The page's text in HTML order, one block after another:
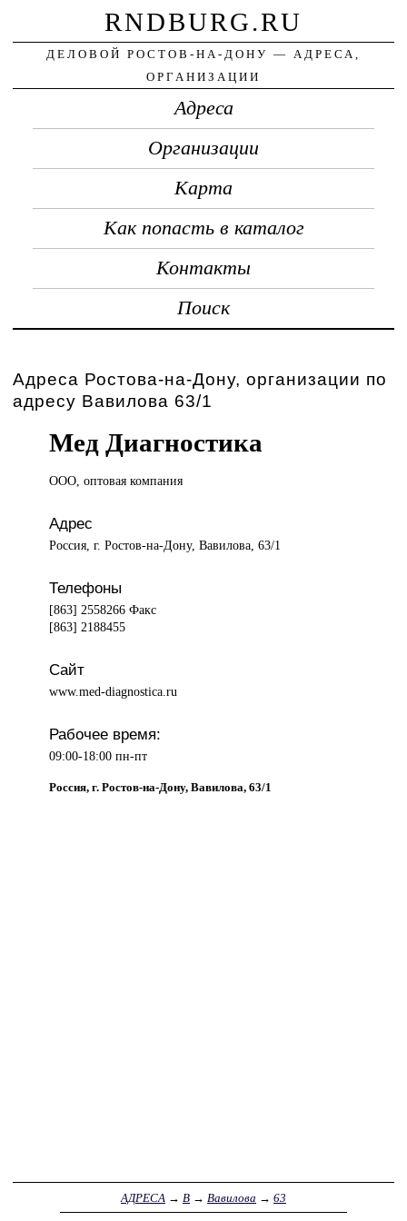
RNDBURG.RU
ДЕЛОВОЙ РОСТОВ-НА-ДОНУ — АДРЕСА,
ОРГАНИЗАЦИИ
Адреса
Организации
Карта
Как попасть в каталог
Контакты
Поиск
Адреса Ростова-на-Дону, организации по
адресу Вавилова 63/1
Мед Диагностика
ООО, оптоваякомпания
Адрес
Россия, г. Ростов-на-Дону, Вавилова, 63/1
Телефоны
[863] 2558266 Факс
[863] 2188455
Сайт
www.med-diagnostica.ru
Рабочее время:
09:00-18:00 пн-пт
Россия, г. Ростов-на-Дону, Вавилова, 63/1
АДРЕСА → В → Вавилова → 63